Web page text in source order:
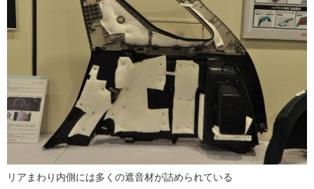
リアまわり内側には多くの遮音材が詰められている